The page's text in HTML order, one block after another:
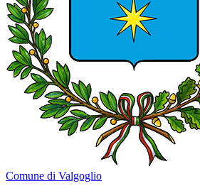
Comune di Valgoglio